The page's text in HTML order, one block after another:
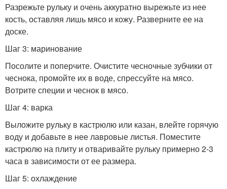
Разрежьте рульку и очень аккуратно вырежьте из нее
кость, оставляя лишь мясо и кожу. Разверните ее на
доске.
Шаг 3: маринование
Посолите и поперчите. Очистите чесночные зубчики от
чеснока, промойте их в воде, спрессуйте на мясо.
Вотрите специи и чеснок в мясо.
Шаг 4: варка
Выложите рульку в кастрюлю или казан, влейте горячую
воду и добавьте в нее лавровые листья. Поместите
кастрюлю на плиту и отваривайте рульку примерно 2-3
часа в зависимости от ее размера.
Шаг 5: охлаждение